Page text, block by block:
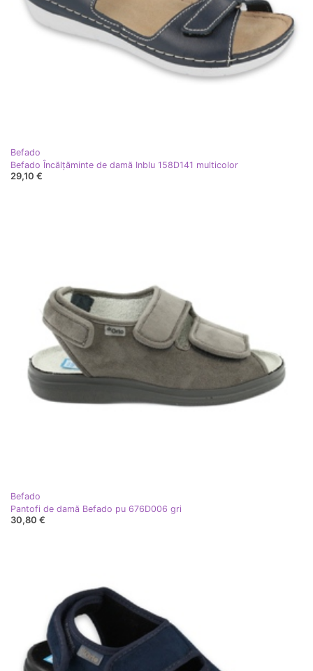
Befado
Befado Încălțăminte de damă Inblu 158D141 multicolor
29,10 €
Befado
Pantofi de damă Befado pu 676D006 gri
30,80 €